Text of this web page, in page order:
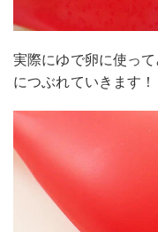
実際にゆで卵に使っ
につぶれていきます！